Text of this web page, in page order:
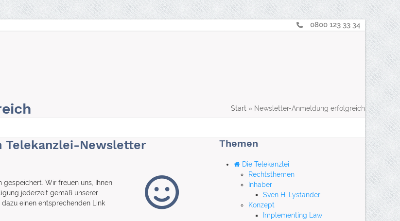
0800 123 33 34
Start » Newsletter-Anmeldung erfolgreich
Telekanzlei-Newsletter
Wir freuen uns, Ihnen
jederzeit gemäß unserer
einen entsprechenden Link
Themen
Die Telekanzlei
Rechtsthemen
Inhaber
Sven H. Lystander
Konzept
Implementing Law